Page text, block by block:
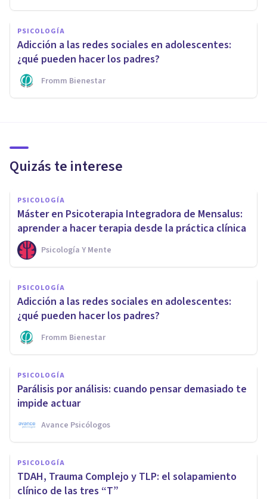
PSICOLOGÍA
Adicción a las redes sociales en adolescentes:
¿qué pueden hacer los padres?
Fromm Bienestar
Quizás te interese
PSICOLOGÍA
Máster en Psicoterapia Integradora de Mensalus:
aprender a hacer terapia desde la práctica clínica
Psicología Y Mente
PSICOLOGÍA
Adicción a las redes sociales en adolescentes:
¿qué pueden hacer los padres?
Fromm Bienestar
PSICOLOGÍA
Parálisis por análisis: cuando pensar demasiado te
impide actuar
Avance Psicólogos
PSICOLOGÍA
TDAH, Trauma Complejo y TLP: el solapamiento
clínico de las tres “T”